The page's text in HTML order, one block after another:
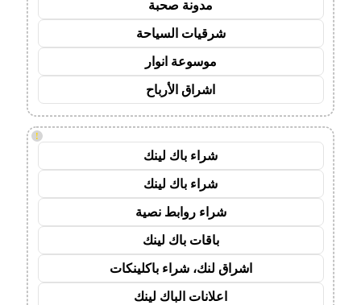
مدونة صحبة
شرقيات السياحة
موسوعة انوار
اشراق الأرباح
!
شراء باك لينك
شراء باك لينك
شراء روابط نصية
باقات باك لينك
اشراق لنك، شراء باكلينكات
اعلانات الباك لينك